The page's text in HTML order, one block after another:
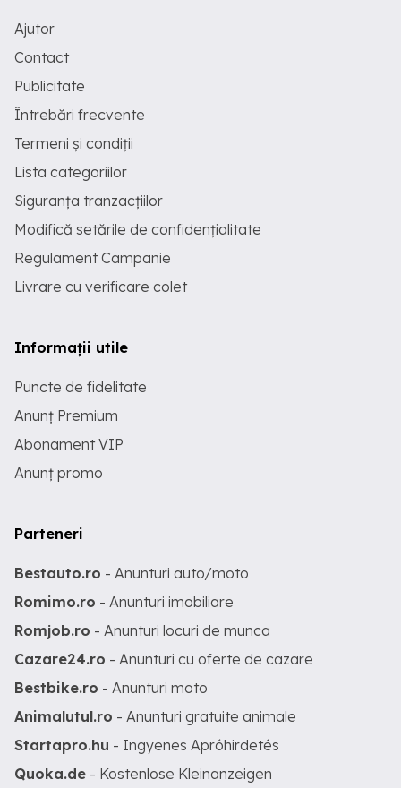
Ajutor
Contact
Publicitate
Întrebări frecvente
Termeni și condiții
Lista categoriilor
Siguranța tranzacțiilor
Modifică setările de confidențialitate
Regulament Campanie
Livrare cu verificare colet
Informații utile
Puncte de fidelitate
Anunț Premium
Abonament VIP
Anunț promo
Parteneri
Bestauto.ro - Anunturi auto/moto
Romimo.ro - Anunturi imobiliare
Romjob.ro - Anunturi locuri de munca
Cazare24.ro - Anunturi cu oferte de cazare
Bestbike.ro - Anunturi moto
Animalutul.ro - Anunturi gratuite animale
Startapro.hu - Ingyenes Apróhirdetés
Quoka.de - Kostenlose Kleinanzeigen